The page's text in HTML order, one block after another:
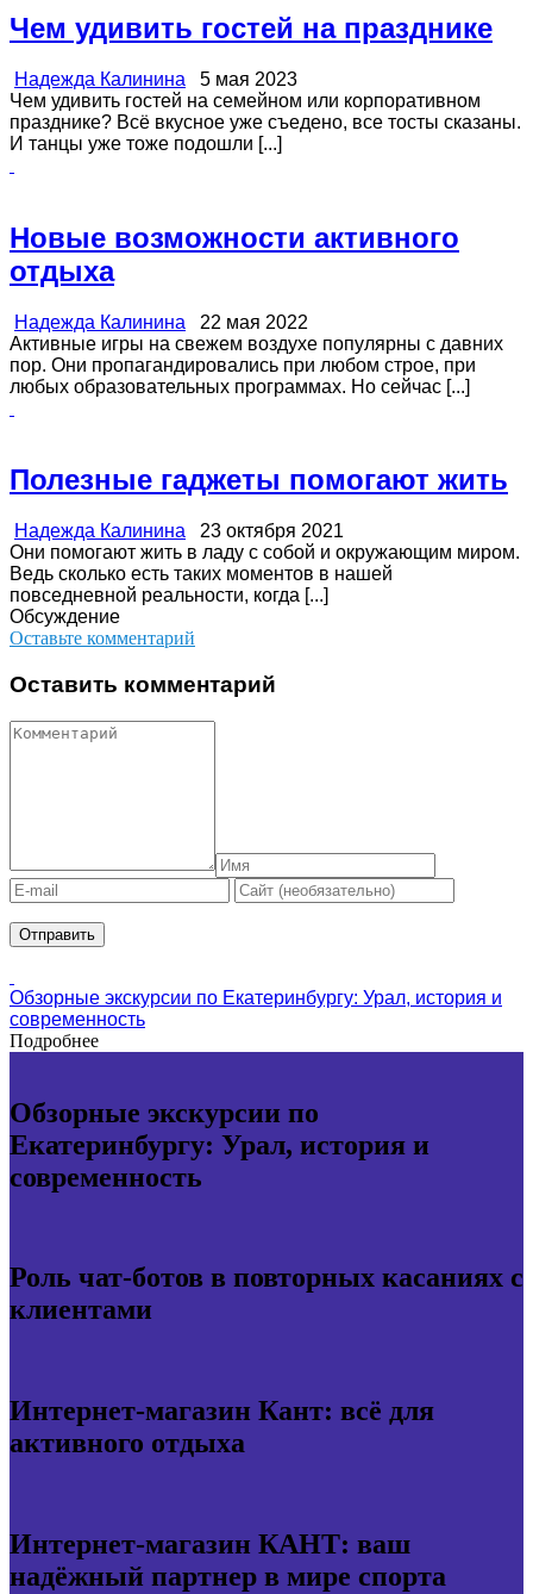
Чем удивить гостей на празднике
Надежда Калинина 5 мая 2023
Чем удивить гостей на семейном или корпоративном
празднике? Всё вкусное уже съедено, все тосты сказаны.
И танцы уже тоже подошли [...]
Новые возможности активного
отдыха
Надежда Калинина 22 мая 2022
Активные игры на свежем воздухе популярны с давних
пор. Они пропагандировались при любом строе, при
любых образовательных программах. Но сейчас [...]
Полезные гаджеты помогают жить
Надежда Калинина 23 октября 2021
Они помогают жить в ладу с собой и окружающим миром.
Ведь сколько есть таких моментов в нашей
повседневной реальности, когда [...]
Обсуждение
Оставьте комментарий
Оставить комментарий
Обзорные экскурсии по Екатеринбургу: Урал, история и
современность
Подробнее
Обзорные экскурсии по
Екатеринбургу: Урал, история и
современность
Роль чат-ботов в повторных касаниях с
клиентами
Интернет-магазин Кант: всё для
активного отдыха
Интернет-магазин КАНТ: ваш
надёжный партнер в мире спорта